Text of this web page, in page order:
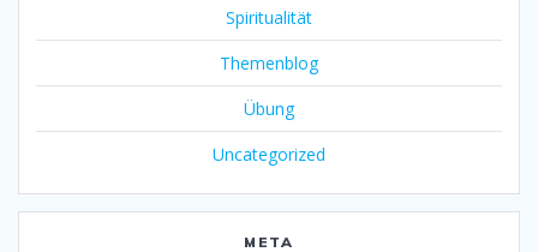
Spiritualität
Themenblog
Übung
Uncategorized
META